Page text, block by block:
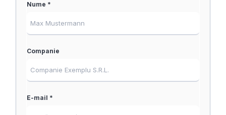
Nume *
Companie
E-mail *